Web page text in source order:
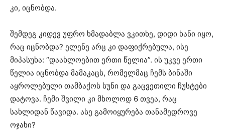
კი, იცნობდა.
შემდეგ კიდევ უფრო ხმადაბლა ვკითხე, დიდი ხანი იყო,
რაც იცნობდა? ელენე არც კი დაფიქრებულა, ისე
მიპასუხა: “დაახლოებით ერთი წელია”. ის უკვე ერთი
წელია იცნობდა მამაკაცს, რომელმაც ჩემს ბინაში
აყროლებული თამბაქოს სუნი და გაცვეთილი ჩუსტები
დატოვა. ჩემი შვილი კი მხოლოდ 6 თვეა, რაც
სახლიდან წავიდა. ასე გამოიყურება თანამედროვე
ოჯახი?